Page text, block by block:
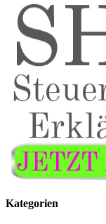
Kategorien